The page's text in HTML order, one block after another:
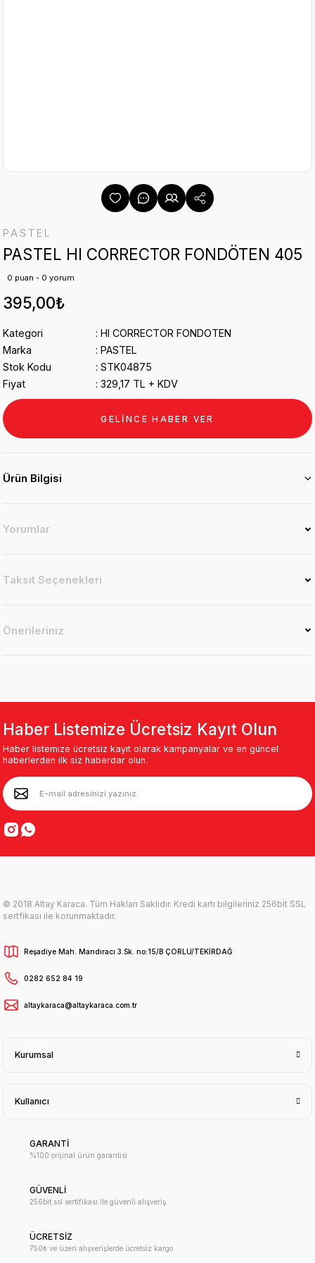
PASTEL
PASTEL HI CORRECTOR FONDÖTEN 405
0 puan - 0 yorum
395,00₺
Kategori
HI CORRECTOR FONDOTEN
Marka
PASTEL
Stok Kodu
STK04875
Fiyat
329,17 TL + KDV
GELİNCE HABER VER
Ürün Bilgisi
Yorumlar
Taksit Seçenekleri
Önerileriniz
Haber Listemize Ücretsiz Kayıt Olun
Haber listemize ücretsiz kayıt olarak kampanyalar ve en güncel
haberlerden ilk siz haberdar olun.
© 2018 Altay Karaca. Tüm Hakları Saklıdır. Kredi kartı bilgileriniz 256bit SSL
sertfikası ile korunmaktadır.
Reşadiye Mah. Mandıracı 3.Sk. no:15/B ÇORLU/TEKİRDAĞ
0282 652 84 19
altaykaraca@altaykaraca.com.tr
Kurumsal
Kullanıcı
GARANTİ
%100 orijinal ürün garantisi
GÜVENLİ
256bit ssl sertifikası ile güvenli alışveriş
ÜCRETSİZ
750₺ ve üzeri alışverişlerde ücretsiz kargo